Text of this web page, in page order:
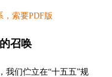
索要PDF版
召唤
们伫立在“十五五”规